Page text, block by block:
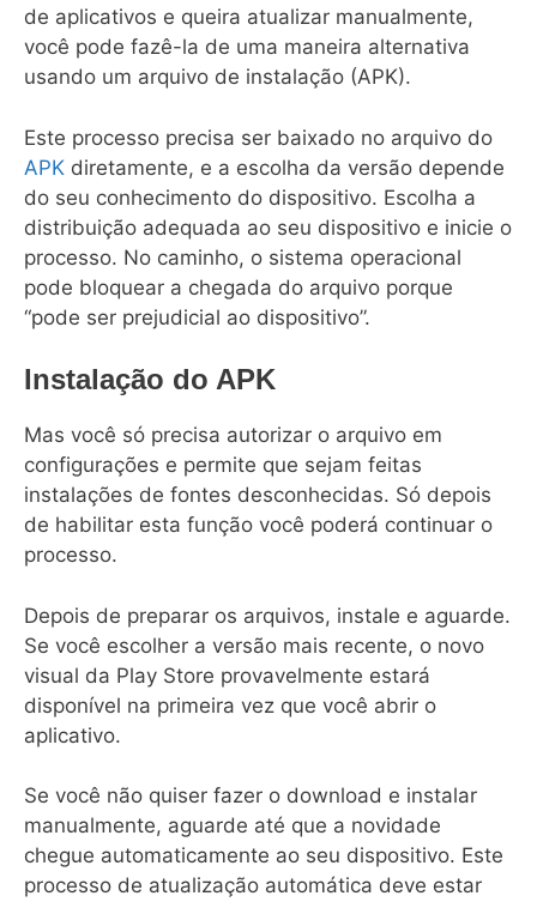
de aplicativos e queira atualizar manualmente,
você pode fazê-la de uma maneira alternativa
usando um arquivo de instalação (APK).
Este processo precisa ser baixado no arquivo do
APK diretamente, e a escolha da versão depende
do seu conhecimento do dispositivo. Escolha a
distribuição adequada ao seu dispositivo e inicie o
processo. No caminho, o sistema operacional
pode bloquear a chegada do arquivo porque
“pode ​​ser prejudicial ao dispositivo”.
Instalação do APK
Mas você só precisa autorizar o arquivo em
configurações e permite que sejam feitas
instalações de fontes desconhecidas. Só depois
de habilitar esta função você poderá continuar o
processo.
Depois de preparar os arquivos, instale e aguarde.
Se você escolher a versão mais recente, o novo
visual da Play Store provavelmente estará
disponível na primeira vez que você abrir o
aplicativo.
Se você não quiser fazer o download e instalar
manualmente, aguarde até que a novidade
chegue automaticamente ao seu dispositivo. Este
processo de atualização automática deve estar